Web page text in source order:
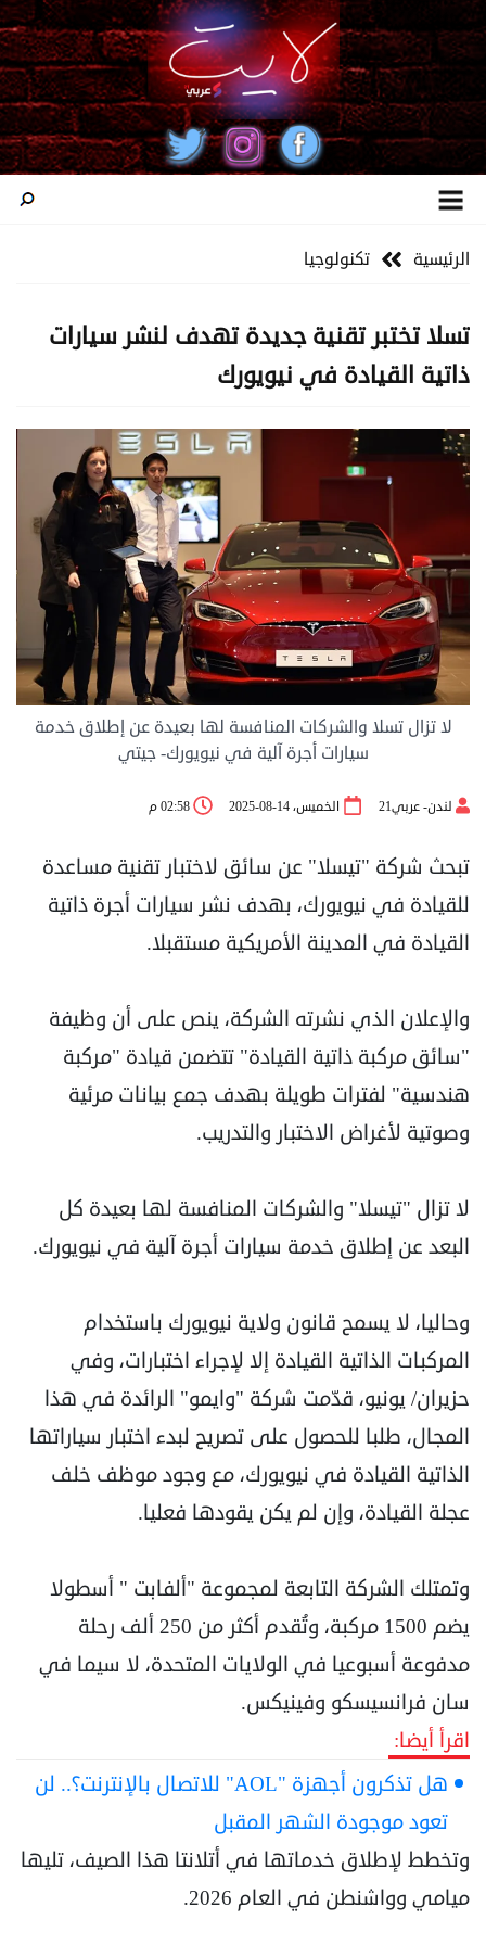
الرئيسية تكنولوجيا
تسلا تختبر تقنية جديدة تهدف لنشر سيارات
ذاتية القيادة في نيويورك
لا تزال تسلا والشركات المنافسة لها بعيدة عن إطلاق خدمة
سيارات أجرة آلية في نيويورك- جيتي
لندن- عربي21 الخميس، 14-08-2025 02:58 م
تبحث شركة "تيسلا" عن سائق لاختبار تقنية مساعدة
للقيادة في نيويورك، بهدف نشر سيارات أجرة ذاتية
القيادة في المدينة الأمريكية مستقبلا.
والإعلان الذي نشرته الشركة، ينص على أن وظيفة
"سائق مركبة ذاتية القيادة" تتضمن قيادة "مركبة
هندسية" لفترات طويلة بهدف جمع بيانات مرئية
وصوتية لأغراض الاختبار والتدريب.
لا تزال "تيسلا" والشركات المنافسة لها بعيدة كل
البعد عن إطلاق خدمة سيارات أجرة آلية في نيويورك.
وحاليا، لا يسمح قانون ولاية نيويورك باستخدام
المركبات الذاتية القيادة إلا لإجراء اختبارات، وفي
حزيران/ يونيو، قدّمت شركة "وايمو" الرائدة في هذا
المجال، طلبا للحصول على تصريح لبدء اختبار سياراتها
الذاتية القيادة في نيويورك، مع وجود موظف خلف
عجلة القيادة، وإن لم يكن يقودها فعليا.
وتمتلك الشركة التابعة لمجموعة "ألفابت " أسطولا
يضم 1500 مركبة، وتُقدم أكثر من 250 ألف رحلة
مدفوعة أسبوعيا في الولايات المتحدة، لا سيما في
سان فرانسيسكو وفينيكس.
اقرأ أيضا:
هل تذكرون أجهزة "AOL" للاتصال بالإنترنت؟.. لن
تعود موجودة الشهر المقبل
وتخطط لإطلاق خدماتها في أتلانتا هذا الصيف، تليها
ميامي وواشنطن في العام 2026.